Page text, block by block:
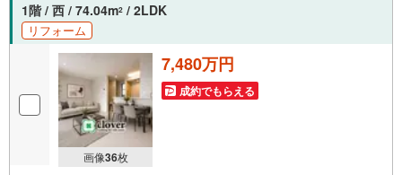
1階 / 西 / 74.04m2 / 2LDK
リフォーム
画像36枚
7,480万円
成約でもらえる